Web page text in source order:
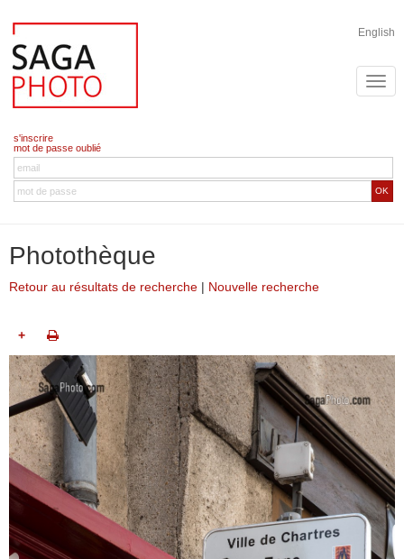
English
s'inscrire
mot de passe oublié
OK
Photothèque
Retour au résultats de recherche | Nouvelle recherche
+